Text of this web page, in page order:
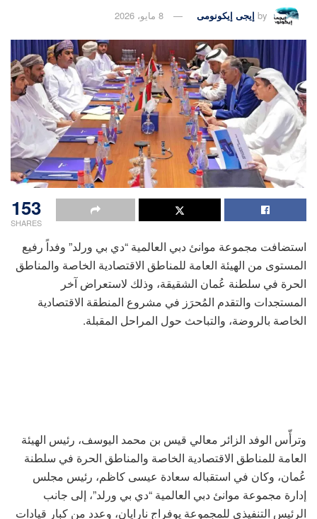
by إيجى إيكونومى 8 مايو، 2026
153
SHARES
استضافت مجموعة موانئ دبي العالمية “دي بي ورلد” وفداً رفيع
المستوى من الهيئة العامة للمناطق الاقتصادية الخاصة والمناطق
الحرة في سلطنة عُمان الشقيقة، وذلك لاستعراض آخر
المستجدات والتقدم المُحرَز في مشروع المنطقة الاقتصادية
الخاصة بالروضة، والتباحث حول المراحل المقبلة.
وترأّس الوفد الزائر معالي قيس بن محمد اليوسف، رئيس الهيئة
العامة للمناطق الاقتصادية الخاصة والمناطق الحرة في سلطنة
عُمان، وكان في استقباله سعادة عيسى كاظم، رئيس مجلس
إدارة مجموعة موانئ دبي العالمية “دي بي ورلد”، إلى جانب
الرئيس التنفيذي للمجموعة يوفراج نارايان، وعدد من كبار قيادات